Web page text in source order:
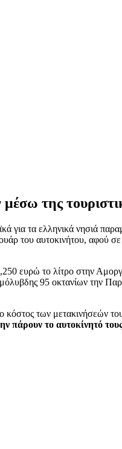
της
για τα ελληνικά νησιά
του αυτοκινήτου, αφού
ευρώ το λίτρο στην
95 οκτανίων
κόστος των μετακινήσεών
πάρουν το αυτοκίνητό